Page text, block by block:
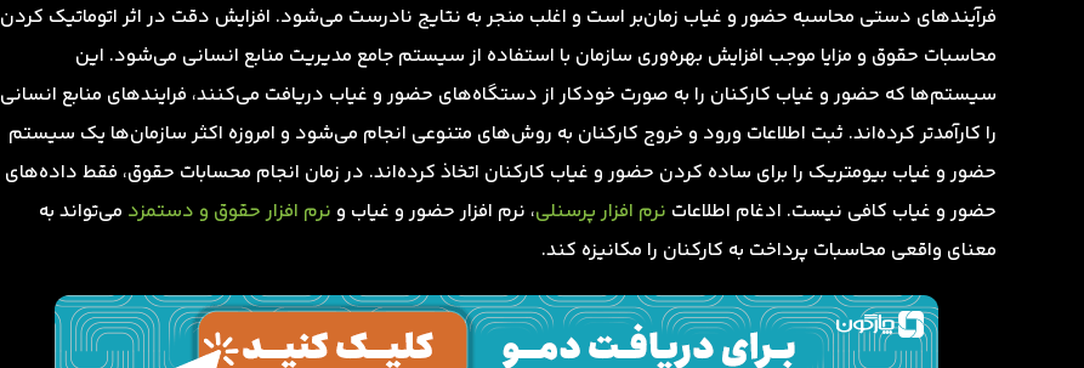
فرآیندهای دستی محاسبه حضور و غیاب زمان‌بر است و اغلب منجر به نتایج نادرست می‌شود. افزایش دقت در اثر اتوماتیک کردن
محاسبات حقوق و مزایا موجب افزایش بهره‌وری سازمان با استفاده از سیستم جامع مدیریت منابع انسانی می‌شود. این
سیستم‌ها که حضور و غیاب کارکنان را به صورت خودکار از دستگاه‌های حضور و غیاب دریافت می‌کنند، فرایندهای منابع انسانی
را کارآمدتر کرده‌اند. ثبت اطلاعات ورود و خروج کارکنان به روش‌های متنوعی انجام می‌شود و امروزه اکثر سازمان‌ها یک سیستم
حضور و غیاب بیومتریک را برای ساده کردن حضور و غیاب کارکنان اتخاذ کرده‌اند. در زمان انجام محسابات حقوق، فقط داده‌های
حضور و غیاب کافی نیست. ادغام اطلاعات نرم افزار پرسنلی، نرم افزار حضور و غیاب و نرم افزار حقوق و دستمزد می‌تواند به
معنای واقعی محاسبات پرداخت به کارکنان را مکانیزه کند.